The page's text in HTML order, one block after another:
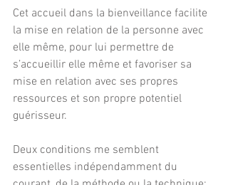
Cet accueil dans la bienveillance facilite
la mise en relation de la personne avec
elle même, pour lui permettre de
s’accueillir elle même et favoriser sa
mise en relation avec ses propres
ressources et son propre potentiel
guérisseur.
Deux conditions me semblent
essentielles indépendamment du